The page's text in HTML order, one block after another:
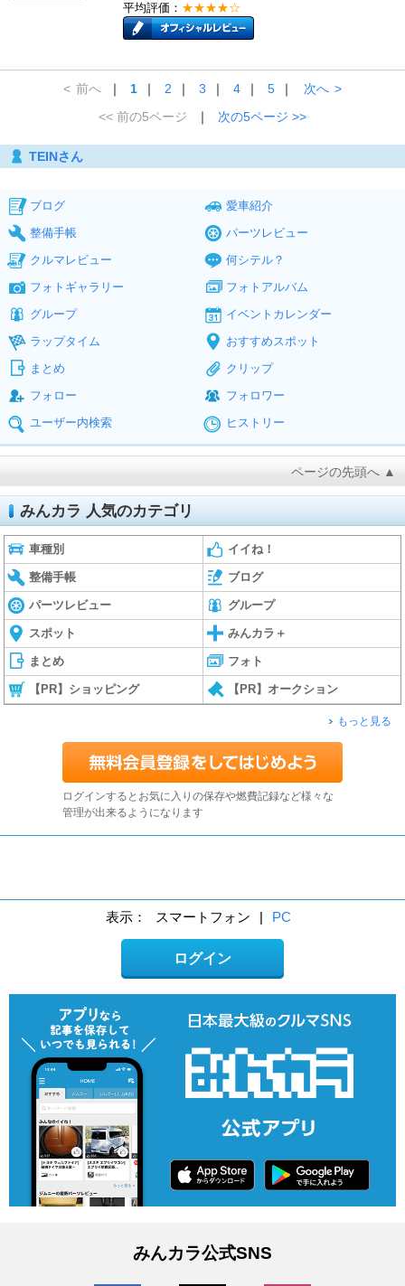
平均評価： ★★★★☆
< 前へ ｜ 1 ｜ 2 ｜ 3 ｜ 4 ｜ 5 ｜ 次へ >
<< 前の5ページ
｜ 次の5ページ >>
TEINさん
ブログ
愛車紹介
整備手帳
パーツレビュー
クルマレビュー
何シテル？
フォトギャラリー
フォトアルバム
グループ
イベントカレンダー
ラップタイム
おすすめスポット
まとめ
クリップ
フォロー
フォロワー
ユーザー内検索
ヒストリー
ページの先頭へ ▲
みんカラ 人気のカテゴリ
車種別 イイね！
整備手帳 ブログ
パーツレビュー グループ
スポット みんカラ＋
まとめ フォト
【PR】ショッピング 【PR】オークション
もっと見る
ログインするとお気に入りの保存や燃費記録など様々な
管理が出来るようになります
表示： スマートフォン | PC
ログイン
みんカラ公式SNS